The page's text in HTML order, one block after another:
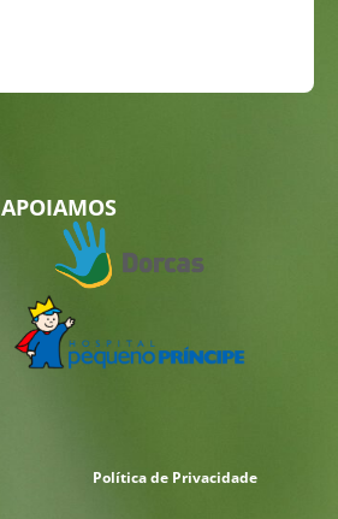
APOIAMOS
Política de Privacidade